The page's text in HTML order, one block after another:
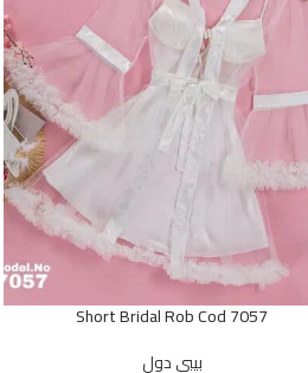
Short Bridal Rob Cod 7057
بيبي دول